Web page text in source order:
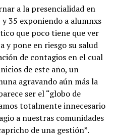
a la presencialidad en
35 exponiendo a alumnxs
que poco tiene que ver
y pone en riesgo su salud
de contagios en el cual
de este año, un
agravando aún más la
ser el “globo de
totalmente innecesario
a nuestras comunidades
de una gestión”.